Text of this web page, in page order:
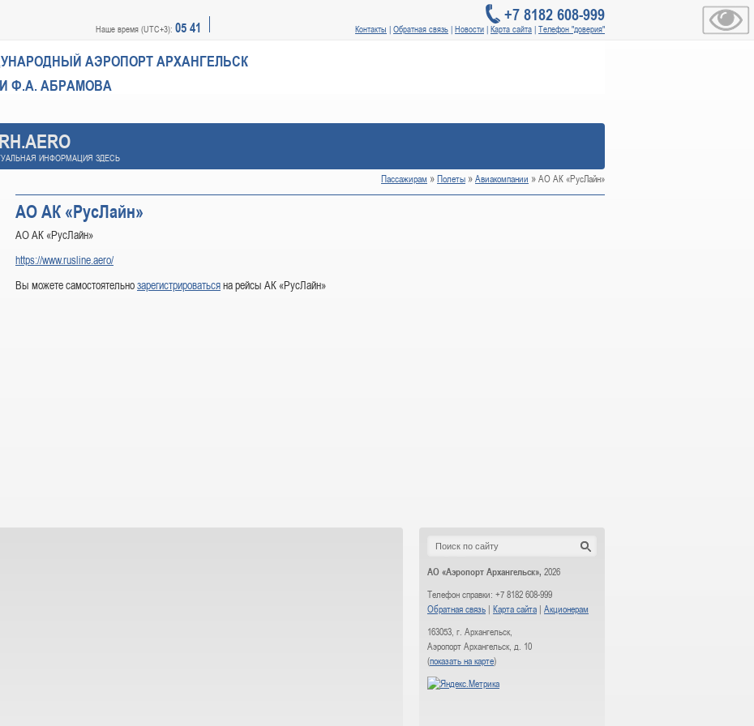
Наше время (UTC+3): 05 41
+7 8182 608-999
Контакты |Обратная связь|Новости|Карта сайта|Телефон "доверия"
АЭРОПОРТАРХАНГЕЛЬСК
Ф.А. АБРАМОВА
ИНФОРМАЦИЯ ЗДЕСЬ
Пассажирам »Полеты »Авиакомпании »АО АК «РусЛайн»
АО АК «РусЛайн»
АО АК «РусЛайн»
https://www.rusline.aero/
Вы можете самостоятельнозарегистрироватьсяна рейсы АК «РусЛайн»
АО «Аэропорт Архангельск», 2026
Телефон справки: +7 8182 608-999
Обратная связь | Карта сайта | Акционерам
163053, г. Архангельск,
Аэропорт Архангельск, д. 10
(показать на карте)